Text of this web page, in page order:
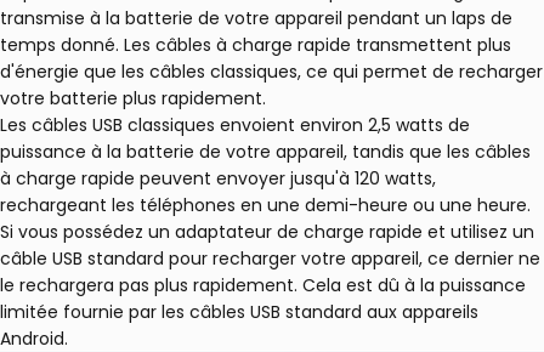
transmise à la batterie de votre appareil pendant un laps de
temps donné. Les câbles à charge rapide transmettent plus
d'énergie que les câbles classiques, ce qui permet de recharger
votre batterie plus rapidement.
Les câbles USB classiques envoient environ 2,5 watts de
puissance à la batterie de votre appareil, tandis que les câbles
à charge rapide peuvent envoyer jusqu'à 120 watts,
rechargeant les téléphones en une demi-heure ou une heure.
Si vous possédez un adaptateur de charge rapide et utilisez un
câble USB standard pour recharger votre appareil, ce dernier ne
le rechargera pas plus rapidement. Cela est dû à la puissance
limitée fournie par les câbles USB standard aux appareils
Android.